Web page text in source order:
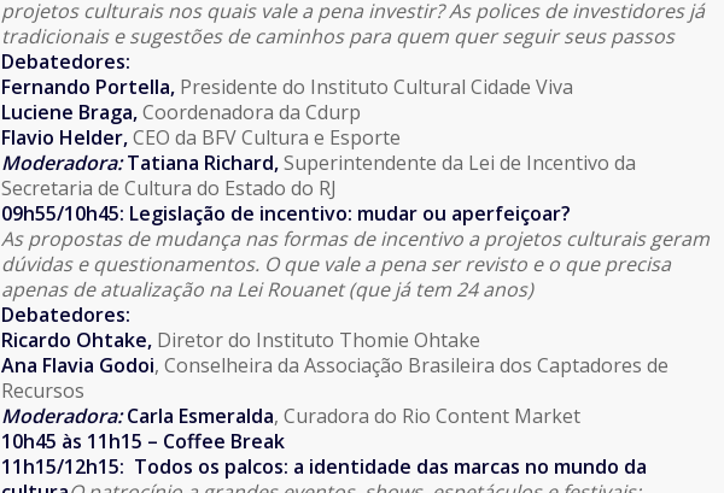
projetos culturais nos quais vale a pena investir? As polices de investidores já
tradicionais e sugestões de caminhos para quem quer seguir seus passos
Debatedores:
Fernando Portella, Presidente do Instituto Cultural Cidade Viva
Luciene Braga,Coordenadora da Cdurp
Flavio Helder,CEO da BFV Cultura e Esporte
Moderadora: Tatiana Richard,Superintendente da Lei de Incentivo da
Secretaria de Cultura do Estado do RJ
09h55/10h45: Legislação de incentivo: mudar ou aperfeiçoar?
As propostas de mudança nas formas de incentivo a projetos culturais geram
dúvidas e questionamentos. O que vale a pena ser revisto e o que precisa
apenas de atualização na Lei Rouanet (que já tem 24 anos)
Debatedores:
Ricardo Ohtake, Diretor do Instituto Thomie Ohtake
Ana Flavia Godoi, Conselheira da Associação Brasileira dos Captadores de
Recursos
Moderadora:Carla Esmeralda, Curadora do Rio Content Market
10h45 às 11h15 – Coffee Break
11h15/12h15: Todos os palcos: a identidade das marcas no mundo da